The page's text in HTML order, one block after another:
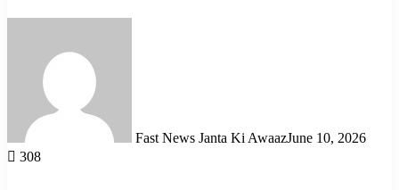
Fast News Janta Ki AwaazJune 10, 2026
308